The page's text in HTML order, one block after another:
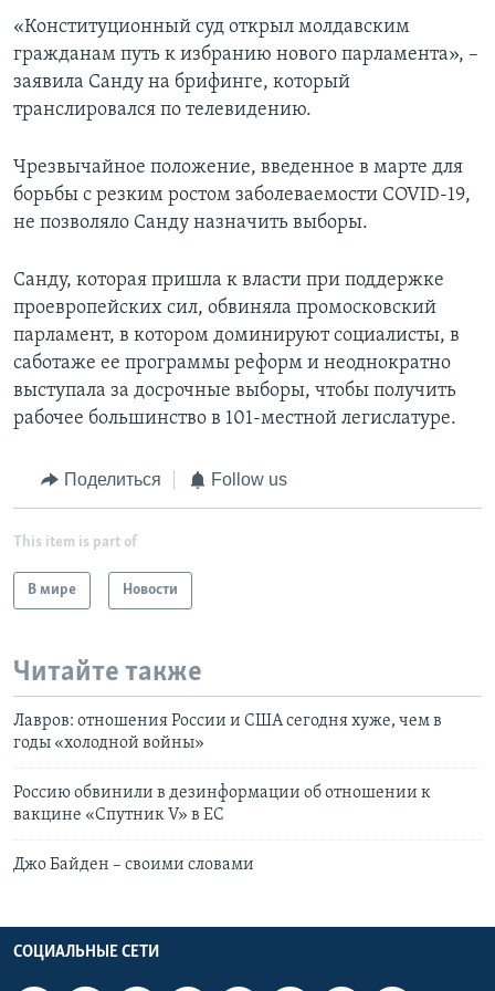
«Конституционный суд открыл молдавским
гражданам путь к избранию нового парламента», –
заявила Санду на брифинге, который
транслировался по телевидению.
Чрезвычайное положение, введенное в марте для
борьбы с резким ростом заболеваемости COVID-19,
не позволяло Санду назначить выборы.
Санду, которая пришла к власти при поддержке
проевропейских сил, обвиняла промосковский
парламент, в котором доминируют социалисты, в
саботаже ее программы реформ и неоднократно
выступала за досрочные выборы, чтобы получить
рабочее большинство в 101-местной легислатуре.
Поделиться Follow us
This item is part of
В мире Новости
Читайте также
Лавров: отношения России и США сегодня хуже, чем в
годы «холодной войны»
Россию обвинили в дезинформации об отношении к
вакцине «Спутник V» в ЕС
Джо Байден – своими словами
СОЦИАЛЬНЫЕ СЕТИ